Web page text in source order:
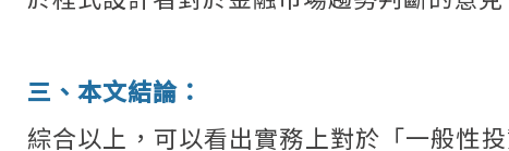
三、本文結論：
綜合以上，可以看出實務上對於「一般性